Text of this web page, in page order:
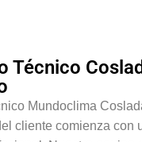
Técnico
Mundoclima
cliente comienza con